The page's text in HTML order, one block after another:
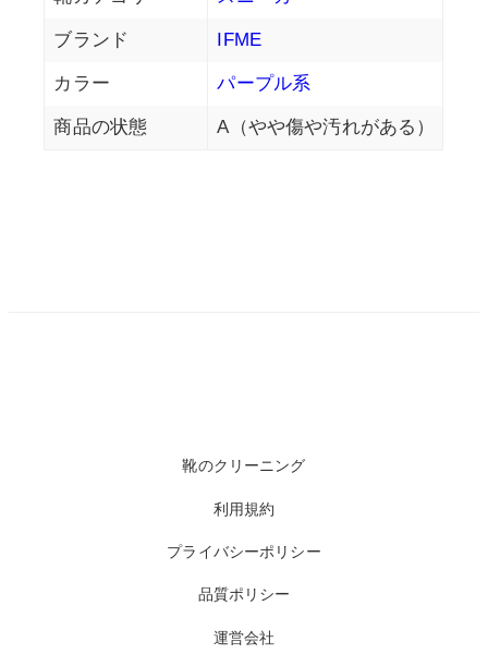
ブランド IFME
カラー パープル系
商品の状態 A（やや傷や汚れがある）
靴のクリーニング
利用規約
プライバシーポリシー
品質ポリシー
運営会社